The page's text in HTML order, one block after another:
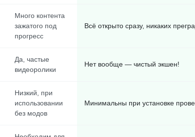
Много контента
зажатого под
прогресс
Всё открыто сразу, никаких
Да, частые
видеоролики
Нет вообще — чистый экшен!
Низкий, при
использовании
без модов
Минимальны при установке